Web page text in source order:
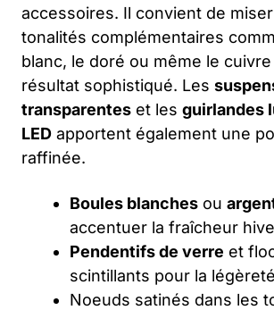
accessoires. Il convient de
tonalités complémentaires
blanc, le doré ou même le
résultat sophistiqué. Les
transparentes et les guirlandes
LED apportent également une
raffinée.
Boules blanches ou
accentuer la fraîcheur
Pendentifs de verre et
scintillants pour la légèreté
Noeuds satinés dans les